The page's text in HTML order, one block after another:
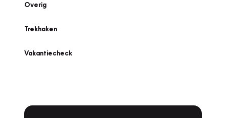
Overig
Trekhaken
Vakantiecheck